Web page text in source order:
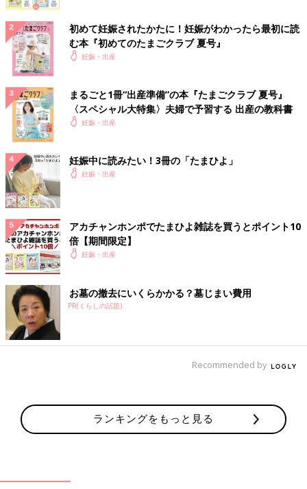
今までにない力の入れ方によって起こった全身の筋肉痛と排尿障
害。
会陰切開の傷も怖いし、そもそも力の入れ方がわからず。
結局自力では排尿できず、一度導尿することに。
その後、尿意はないものの何度かチャレンジして、なんとか自力
での排尿に成功しました…。
いろんな出産レポを読んでいたのですが、書かれてなかったのか
というらしいです)、身体の軋みも残ったまま、母子同室がスタ
ートします。
初めて妊娠されたかたに！妊娠がわかったら最初に読
む本『初めてのたまごクラブ 夏号』
妊娠・出産
まるごと1冊“出産準備”の本『たまごクラブ 夏号』
〈スペシャル大特集〉夫婦で予習する 出産の教科書
妊娠・出産
妊娠中に読みたい！3冊の「たまひよ」
妊娠・出産
アカチャンホンポでたまひよ雑誌を買うとポイント10
倍【期間限定】
妊娠・出産
お墓の撤去にいくらかかる？墓じまい費用
PR(くらしの話題)
Recommended by
ランキングをもっと見る